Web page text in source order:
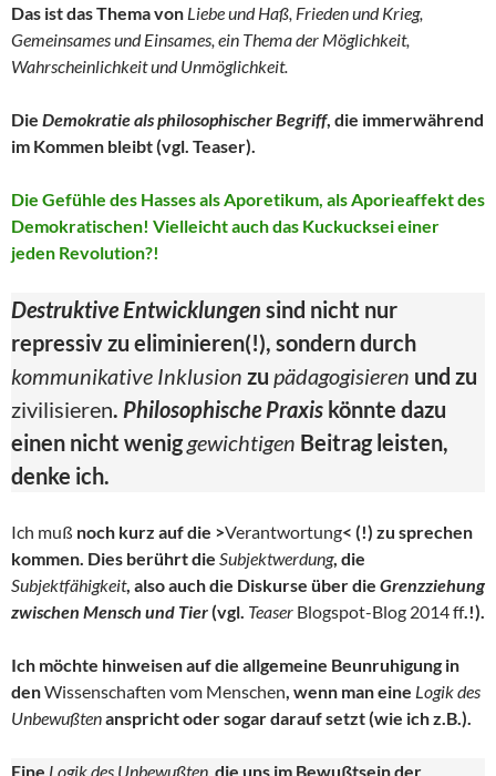
Das ist das Thema von Liebe und Haß, Frieden und Krieg,
Gemeinsames und Einsames, ein Thema der Möglichkeit,
Wahrscheinlichkeit und Unmöglichkeit.
Die Demokratie als philosophischer Begriff, die immerwährend
im Kommen bleibt (vgl. Teaser).
Die Gefühle des Hasses als Aporetikum, als Aporieaffekt des
Demokratischen! Vielleicht auch das Kuckucksei einer
jeden Revolution?!
Destruktive Entwicklungen sind nicht nur
repressiv zu eliminieren(!), sondern durch
kommunikative Inklusion zu pädagogisieren und zu
zivilisieren. Philosophische Praxis könnte dazu
einen nicht weniggewichtigen Beitrag leisten,
denke ich.
Ich muß noch kurz auf die >Verantwortung< (!) zu sprechen
kommen. Dies berührt die Subjektwerdung, die
Subjektfähigkeit, also auch die Diskurse über die Grenzziehung
zwischen Mensch und Tier(vgl. Teaser Blogspot-Blog 2014 ff.!).
Ich möchte hinweisen auf die allgemeine Beunruhigung in
denWissenschaften vom Menschen, wenn man eine Logik des
Unbewußtenanspricht oder sogar darauf setzt (wie ich z.B.).
Eine Logik des Unbewußten, die uns im Bewußtsein der